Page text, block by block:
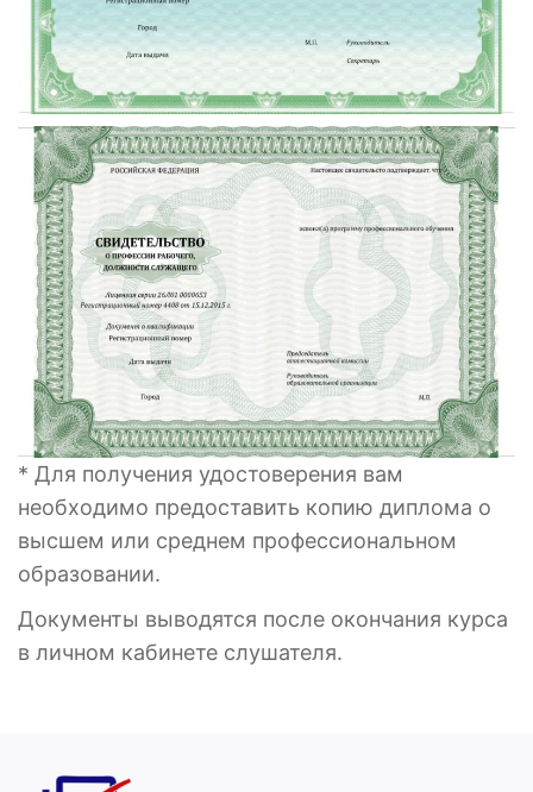
* Для получения удостоверения вам
необходимо предоставить копию диплома о
высшем или среднем профессиональном
образовании.
Документы выводятся после окончания курса
в личном кабинете слушателя.